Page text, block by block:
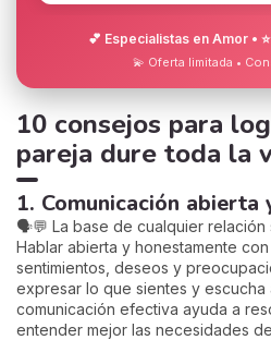
💕 Especialistas en Amor •
💫 Oferta limitada •
10 consejos para
pareja dure toda la
1. Comunicación abierta
🗣️💬 La base de cualquier relación
Hablar abierta y honestamente
sentimientos, deseos y
expresar lo que sientes y escucha
comunicación efectiva ayuda a
entender mejor las necesidades